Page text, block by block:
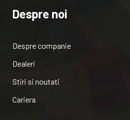
Despre noi
Despre companie
Dealeri
Stiri si noutati
Cariera